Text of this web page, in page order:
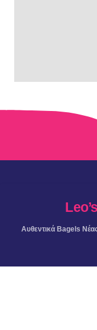
Αυθεντικά Bagels